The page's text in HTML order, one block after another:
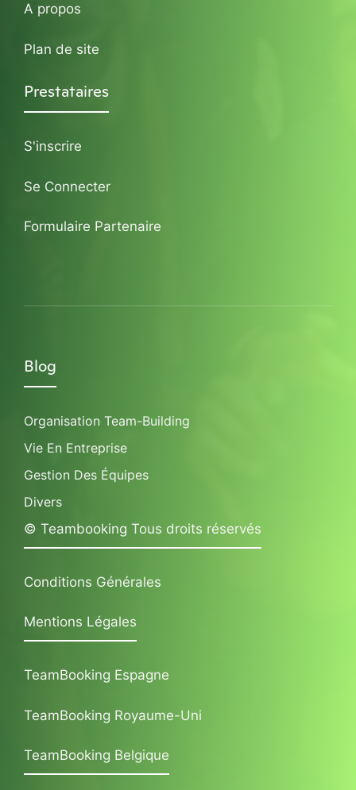
A propos
Plan de site
Prestataires
S'inscrire
Se Connecter
Formulaire Partenaire
Blog
Organisation Team-Building
Vie En Entreprise
Gestion Des Équipes
Divers
© Teambooking Tous droits réservés
Conditions Générales
Mentions Légales
TeamBooking Espagne
TeamBooking Royaume-Uni
TeamBooking Belgique